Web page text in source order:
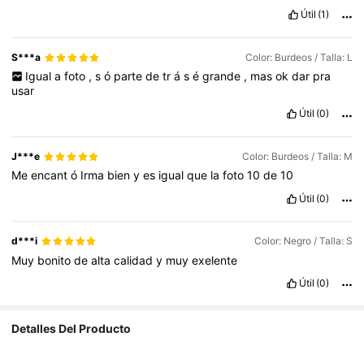
Útil (1)
S***a Color: Burdeos / Talla: L
Igual a foto , s ó parte de tr á s é grande , mas ok dar pra
usar
Útil (0)
J***e Color: Burdeos / Talla: M
Meencantó Irma bienyes igualque lafoto10de10
Útil (0)
d***i Color: Negro / Talla: S
Muy bonitodealtacalidady muyexelente
Útil (0)
Detalles Del Producto